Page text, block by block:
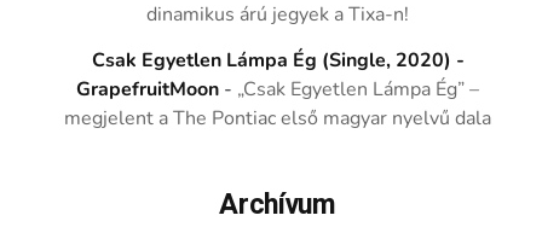
dinamikus árú jegyek a Tixa-n!
Csak Egyetlen Lámpa Ég (Single, 2020) -
GrapefruitMoon - „Csak Egyetlen Lámpa Ég” –
megjelent a The Pontiac első magyar nyelvű dala
Archívum